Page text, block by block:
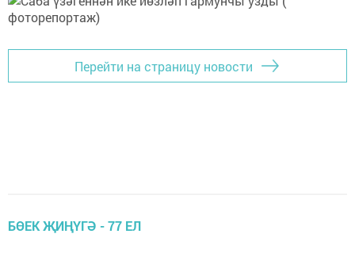
Перейти на страницу новости
БӨЕК ҖИҢҮГӘ - 77 ЕЛ